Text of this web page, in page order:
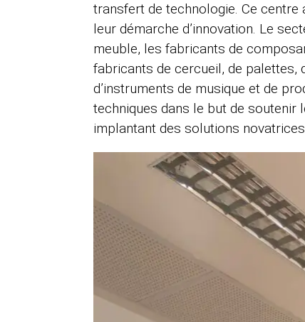
transfert de technologie. Ce
leur démarche d’innovation. Le
meuble, les fabricants de
fabricants de cercueil, de palettes,
d’instruments de musique et de
techniques dans le but de soutenir
implantant des solutions